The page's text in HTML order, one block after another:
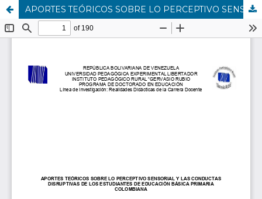
APORTES TEÓRICOS SOBRE LO PERCEPTIVO SENSORIAL Y LAS CONDUCTAS DISRUPTIVAS DE LOS ESTUDIANTES DE EDUCACIÓN BÁSICA PRIMARIA COLOMBIANA